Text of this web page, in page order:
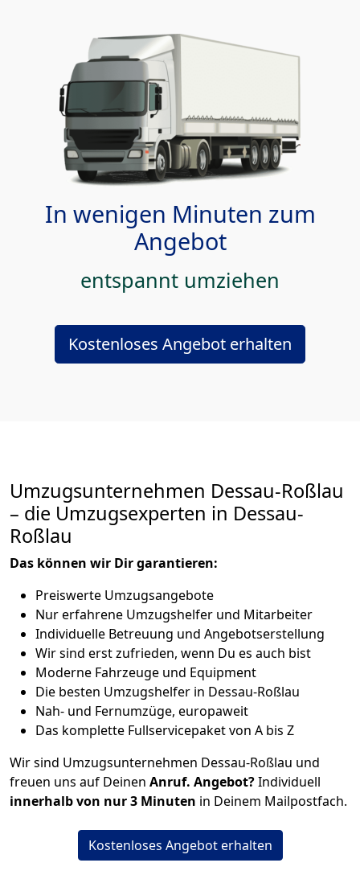
In wenigen Minuten zum
Angebot
entspannt umziehen
Kostenloses Angebot erhalten
Umzugsunternehmen Dessau-Roßlau
– die Umzugsexperten in Dessau-
Roßlau
Das können wir Dir garantieren:
Preiswerte Umzugsangebote
Nur erfahrene Umzugshelfer und Mitarbeiter
Individuelle Betreuung und Angebotserstellung
Wir sind erst zufrieden, wenn Du es auch bist
Moderne Fahrzeuge und Equipment
Die besten Umzugshelfer in Dessau-Roßlau
Nah- und Fernumzüge, europaweit
Das komplette Fullservicepaket von A bis Z
Wir sind Umzugsunternehmen Dessau-Roßlau und
freuen uns auf Deinen Anruf. Angebot?Individuell
innerhalb von nur 3 Minuten in Deinem Mailpostfach.
Kostenloses Angebot erhalten